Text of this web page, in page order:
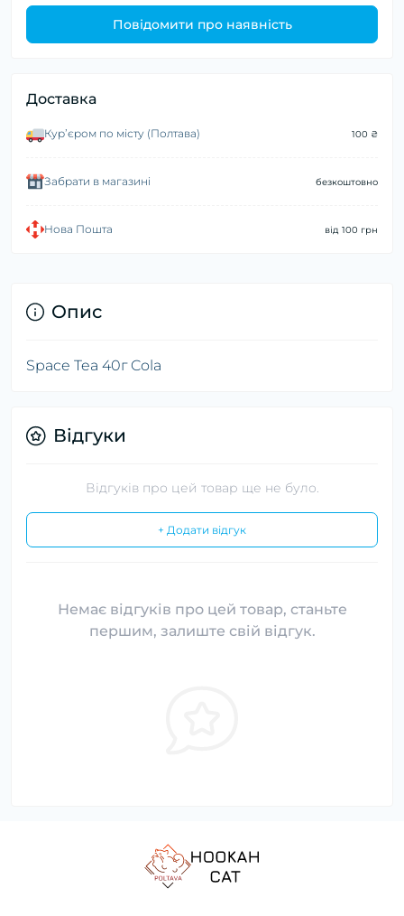
Повідомити про наявність
Доставка
Курʼєром по місту (Полтава) 100 ₴
Забрати в магазині безкоштовно
Нова Пошта від 100 грн
Опис
Space Tea 40г Cola
Відгуки
Відгуків про цей товар ще не було.
+ Додати відгук
Немає відгуків про цей товар, станьте
першим, залиште свій відгук.